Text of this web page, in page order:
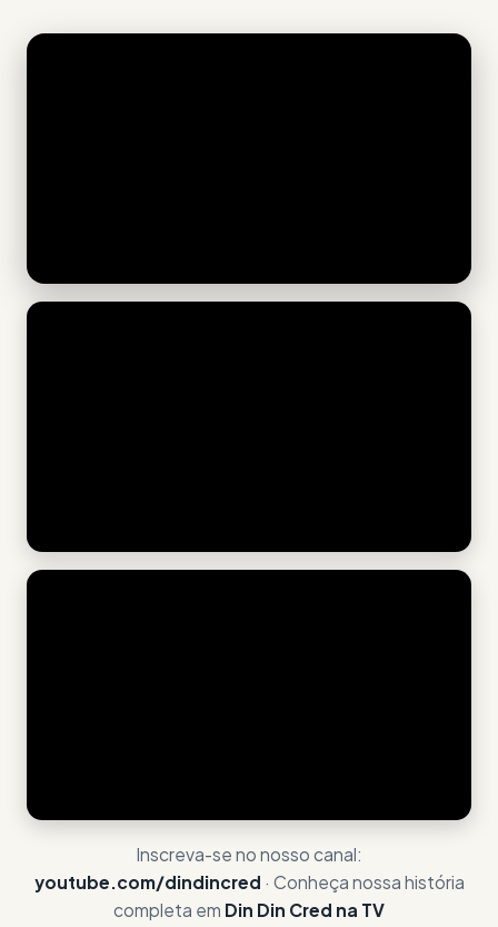
Inscreva-se no nosso canal:
youtube.com/dindincred · Conheça nossa história
completa em Din Din Cred na TV